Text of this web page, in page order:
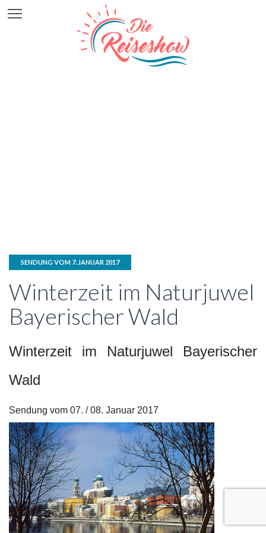
SENDUNG VOM 7. JANUAR 2017
Winterzeit im Naturjuwel
Bayerischer Wald
Winterzeit im Naturjuwel Bayerischer
Wald
Sendung vom 07. / 08. Januar 2017